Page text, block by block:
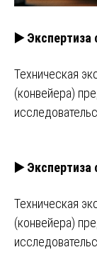
▶️ Экспертиза
Техническая
(конвейера)
▶️ Экспертиза
Техническая
(конвейера)